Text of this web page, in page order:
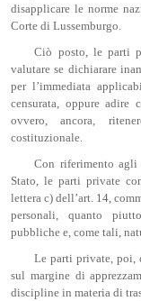
disapplicare le norme
Corte di Lussemburgo.
Ciò posto, le parti
valutare se dichiarare
per l’immediata
censurata, oppure
ovvero, ancora,
costituzionale.
Con riferimento agli
Stato, le parti private
lettera c) dell’art. 14,
personali, quanto
pubbliche e, come tali,
Le parti private, poi,
sul margine di
discipline in materia di